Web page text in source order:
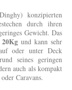
konzipierten
durch ihren
Gewicht. Das
20Kg und kann sehr
oder unter Deck
seines geringen
auch als kompakt
Caravans.